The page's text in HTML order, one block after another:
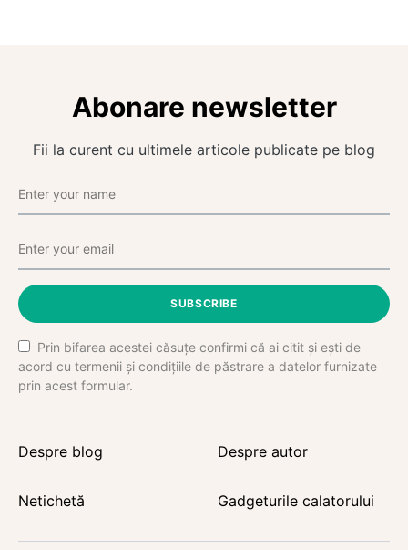
Abonare newsletter
Fii la curent cu ultimele articole publicate pe blog
SUBSCRIBE
Prin bifarea acestei căsuțe confirmi că ai citit și ești de
acord cu termenii și condițiile de păstrare a datelor furnizate
prin acest formular.
Despre blog Despre autor
Netichetă Gadgeturile calatorului